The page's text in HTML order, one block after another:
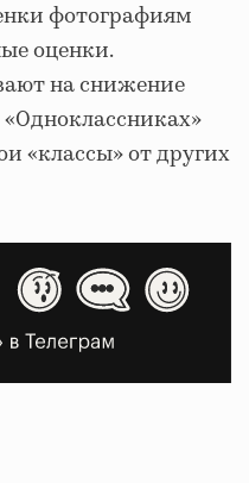
фотографиям
оценки.
на снижение
«классы» от других